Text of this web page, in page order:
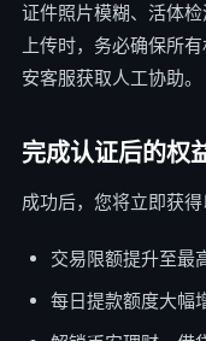
证件照片模糊、活体
上传时，务必确保所
安客服获取人工协助。
完成认证后的权
成功后，您将立即获得
交易限额提升至最
每日提款额度大幅